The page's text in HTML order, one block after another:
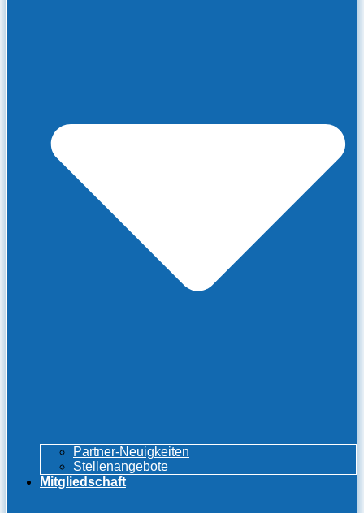
Partner-Neuigkeiten
Stellenangebote
Mitgliedschaft